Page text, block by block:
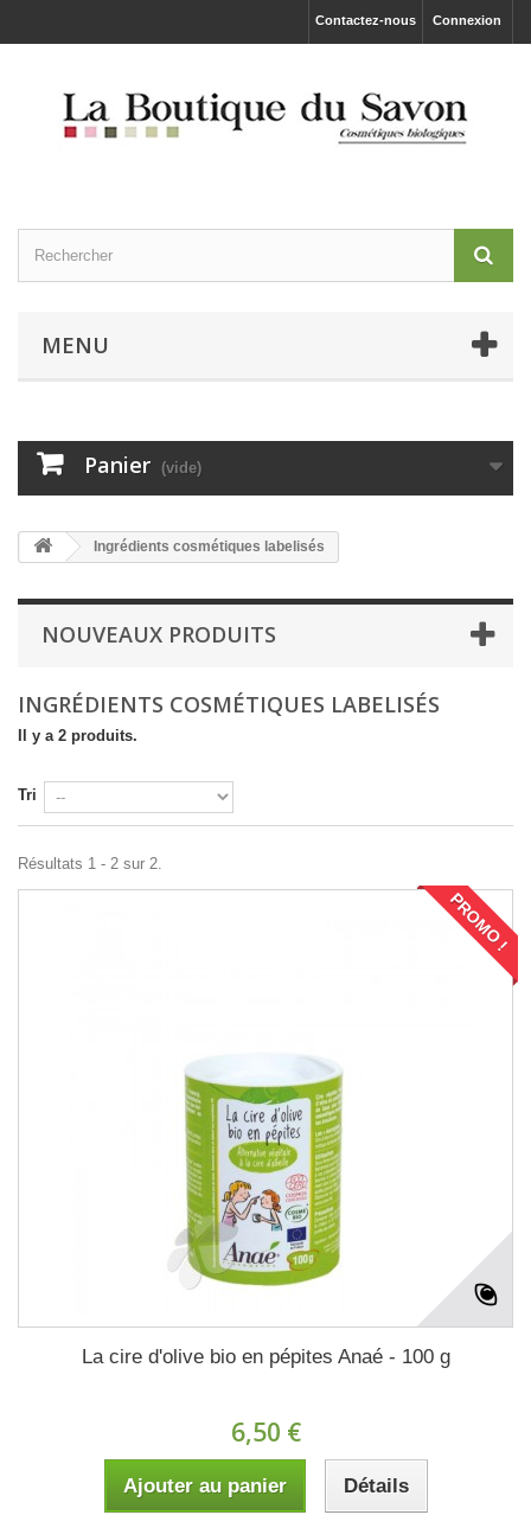
Connexion
Contactez-nous
MENU
Panier (vide)
Ingrédients cosmétiques labelisés
NOUVEAUX PRODUITS
INGRÉDIENTS COSMÉTIQUES LABELISÉS
Il y a 2 produits.
Tri
Résultats 1 - 2 sur 2.
PROMO !
La cire d'olive bio en pépites Anaé - 100 g
6,50 €
Ajouter au panier Détails